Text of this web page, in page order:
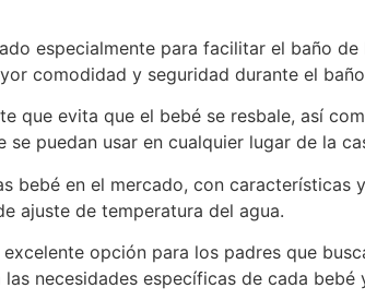
especialmente para facilitar el baño
comodidad y seguridad durante el
que evita que el bebé se resbale, así
puedan usar en cualquier lugar de la
bebé en el mercado, con características
ajuste de temperatura del agua.
opción para los padres que
necesidades específicas de cada